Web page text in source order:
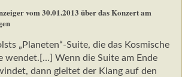
vom 30.01.2013 über das Konzert am
„Planeten“-Suite, die das Kosmische
wendet.[…] Wenn die Suite am Ende
dann gleitet der Klang auf den